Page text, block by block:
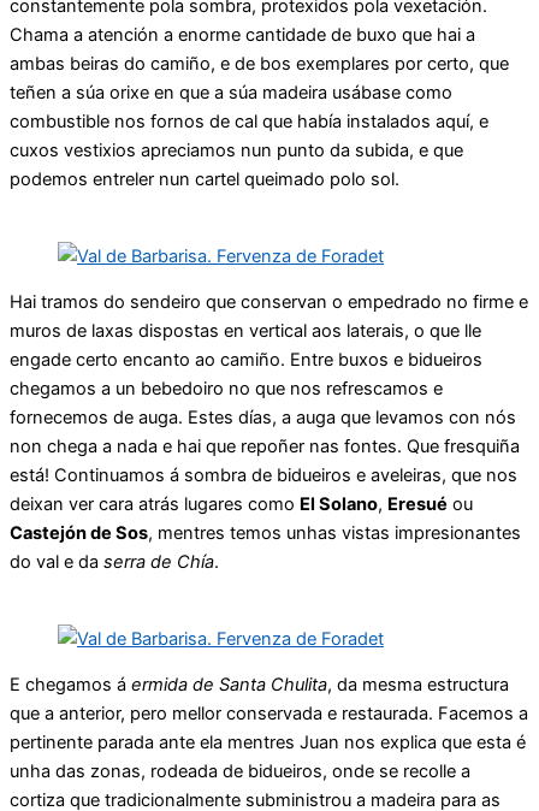
constantemente pola sombra, protexidos pola vexetación.
Chama a atención a enorme cantidade de buxo que hai a
ambas beiras do camiño, e de bos exemplares por certo, que
teñen a súa orixe en que a súa madeira usábase como
combustible nos fornos de cal que había instalados aquí, e
cuxos vestixios apreciamos nun punto da subida, e que
podemos entreler nun cartel queimado polo sol.
Hai tramos do sendeiro que conservan o empedrado no firme e
muros de laxas dispostas en vertical aos laterais, o que lle
engade certo encanto ao camiño. Entre buxos e bidueiros
chegamos a un bebedoiro no que nos refrescamos e
fornecemos de auga. Estes días, a auga que levamos con nós
non chega a nada e hai que repoñer nas fontes. Que fresquiña
está! Continuamos á sombra de bidueiros e aveleiras, que nos
deixan ver cara atrás lugares como El Solano, Eresué ou
Castejón de Sos, mentres temos unhas vistas impresionantes
do val e da serra de Chía.
E chegamos á ermida de Santa Chulita, da mesma estructura
que a anterior, pero mellor conservada e restaurada. Facemos a
pertinente parada ante ela mentres Juan nos explica que esta é
unha das zonas, rodeada de bidueiros, onde se recolle a
cortiza que tradicionalmente subministrou a madeira para as